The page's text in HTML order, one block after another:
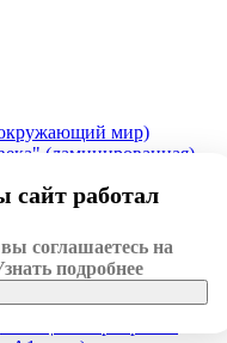
мир)
(ламинированная)
(окружающий мир)
мир. Грибы.
сайт работал
соглашаетесь на
подробнее